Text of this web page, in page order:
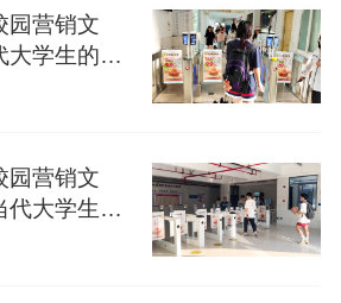
园营销文
大学生的心
园营销文
代大学生精